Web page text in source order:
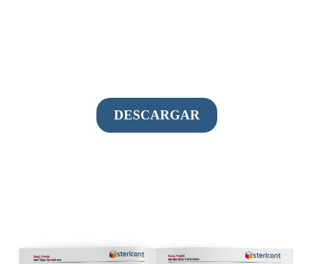
DESCARGAR